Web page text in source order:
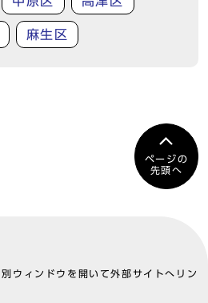
麻生区
ページの
先頭へ
ウィンドウを開いて外部サイトへリン